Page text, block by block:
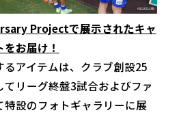
Projectで展示されたキャ
お届け！
るアイテムは、クラブ創設25
てリーグ終盤3試合およびファ
特設のフォトギャラリーに展